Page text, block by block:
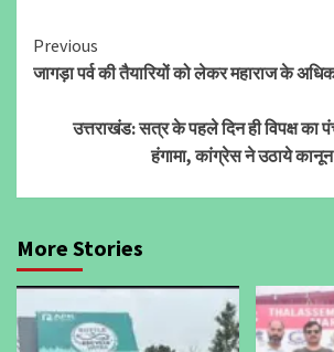
Continue
Reading
Previous
जागड़ा पर्व की तैयारियों को लेकर महाराज के
उत्तराखंड: सत्र के पहले दिन ही विपक्ष का
हंगामा, कांग्रेस ने उठाये
More Stories